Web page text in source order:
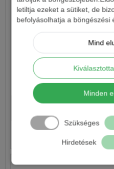
letiltja ezeket a sütiket, de
befolyásolhatja a böngészési
Mind
Minden
Szükséges
Hirdetések
CARP EXPERT